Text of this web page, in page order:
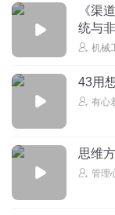
《渠
统与
机械
43用
有心
思维
管理